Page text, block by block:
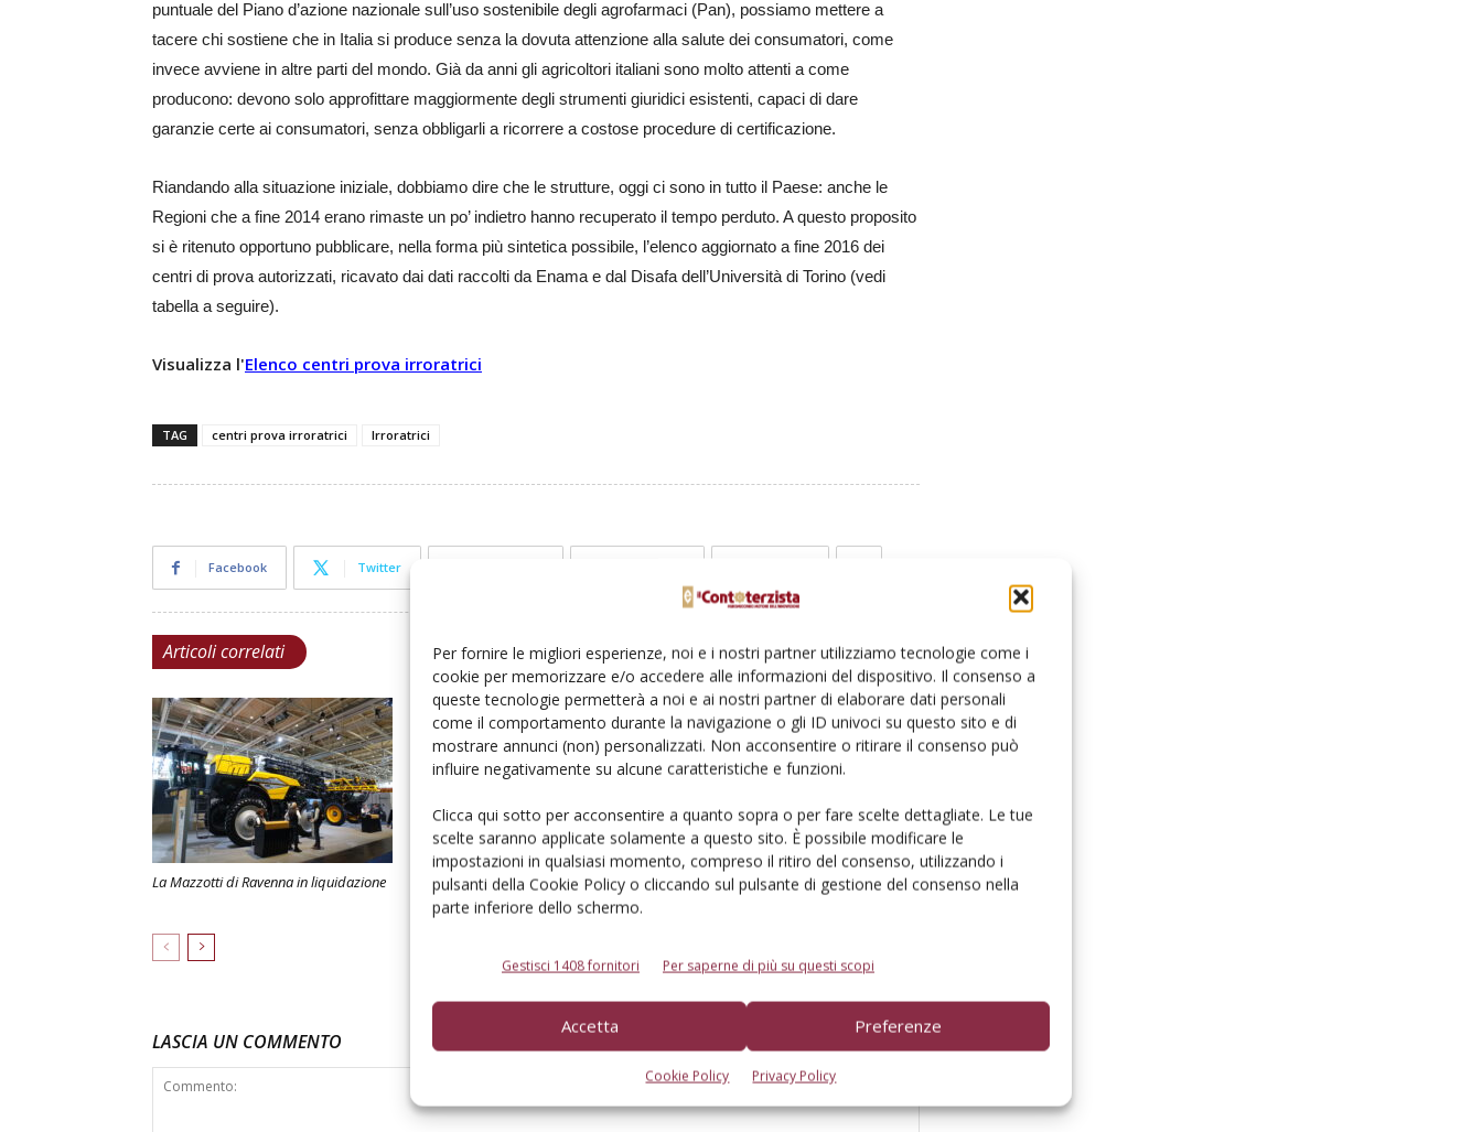
Per fornire le migliori esperienze, noi e i nostri partner utilizziamo tecnologie come i
cookie per memorizzare e/o accedere alle informazioni del dispositivo. Il consenso a
queste tecnologie permetterà a noi e ai nostri partner di elaborare dati personali
come il comportamento durante la navigazione o gli ID univoci su questo sito e di
mostrare annunci (non) personalizzati. Non acconsentire o ritirare il consenso può
influire negativamente su alcune caratteristiche e funzioni.
Clicca qui sotto per acconsentire a quanto sopra o per fare scelte dettagliate. Le tue
scelte saranno applicate solamente a questo sito. È possibile modificare le
impostazioni in qualsiasi momento, compreso il ritiro del consenso, utilizzando i
pulsanti della Cookie Policy o cliccando sul pulsante di gestione del consenso nella
parte inferiore dello schermo.
Gestisci 1408 fornitori Per saperne di più su questi scopi
Accetta Preferenze
Cookie Policy Privacy Policy
puntuale del Piano d’azione nazionale sull’uso sostenibile degli agrofarmaci (Pan), possiamo mettere a
tacere chi sostiene che in Italia si produce senza la dovuta attenzione alla salute dei consumatori, come
invece avviene in altre parti del mondo. Già da anni gli agricoltori italiani sono molto attenti a come
producono: devono solo approfittare maggiormente degli strumenti giuridici esistenti, capaci di dare
garanzie certe ai consumatori, senza obbligarli a ricorrere a costose procedure di certificazione.
Riandando alla situazione iniziale, dobbiamo dire che le strutture, oggi ci sono in tutto il Paese: anche le
Regioni che a fine 2014 erano rimaste un po’ indietro hanno recuperato il tempo perduto. A questo proposito
si è ritenuto opportuno pubblicare, nella forma più sintetica possibile, l’elenco aggiornato a fine 2016 dei
centri di prova autorizzati, ricavato dai dati raccolti da Enama e dal Disafa dell’Università di Torino (vedi
tabella a seguire).
Visualizza l'Elenco centri prova irroratrici
TAG centri prova irroratrici Irroratrici
Facebook Twitter
Articoli correlati
La Mazzotti di Ravenna in liquidazione
Irroratrici per colture estensive, criteri
di scelta
Vredestein, debutto nelle irroratrici
LASCIA UN COMMENTO